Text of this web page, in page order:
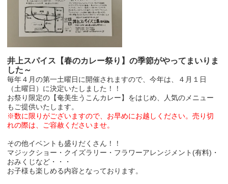
井上スパイス【春のカレー祭り】の季節がやってまいりま
した～
毎年４月の第一土曜日に開催されますので、今年は、４月１日
（土曜日）に決定いたしました！！
お祭り限定の【奄美生うこんカレー】をはじめ、人気のメニュー
もご提供いたします。
※数に限りがございますので、お早めにお越しください。売り切
れの際は、ご容赦くださいませ。
その他イベントも盛りだくさん！！
マジックショー・クイズラリー・フラワーアレンジメント(有料)・
おみくじなど・・・
お子様も楽しめる内容となっております。